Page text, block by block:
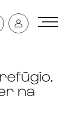
na